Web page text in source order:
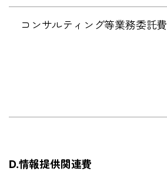
コンサルティング等業務委託費
D.情報提供関連費